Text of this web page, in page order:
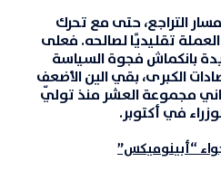
التراجع، حتى مع تحرك
تقليديًا لصالحه. فعلى
بانكماش فجوة السياسة
الكبرى، بقي الين الأضعف
مجموعة العشر منذ تولّي
في أكتوبر.
“أبينوميكس”